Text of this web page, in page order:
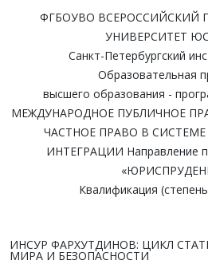
ФГБОУВО ВСЕРОССИЙСКИЙ
УНИВЕРСИТЕТ
Санкт-Петербургский
Образовательная
высшего образования -
МЕЖДУНАРОДНОЕ ПУБЛИЧНОЕ
ЧАСТНОЕ ПРАВО В
ИНТЕГРАЦИИ Направление
Квалификация
ИНСУР ФАРХУТДИНОВ: ЦИКЛ
МИРА И БЕЗОПАСНОСТИ